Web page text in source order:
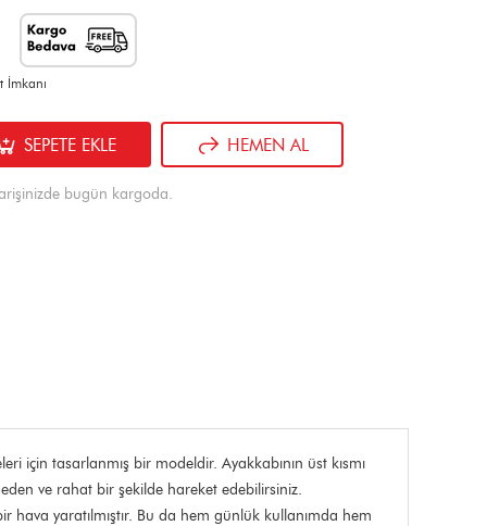
İmkanı
SEPETE EKLE HEMEN AL
bugün kargoda.
için tasarlanmış bir modeldir. Ayakkabının üst kısmı
ve rahat bir şekilde hareket edebilirsiniz.
hava yaratılmıştır. Bu da hem günlük kullanımda hem